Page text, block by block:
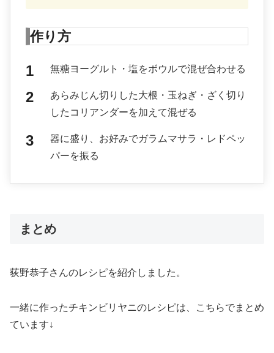
作り方
無糖ヨーグルト・塩をボウルで混ぜ合わせる
あらみじん切りした大根・玉ねぎ・ざく切り
したコリアンダーを加えて混ぜる
器に盛り、お好みでガラムマサラ・レドペッ
パーを振る
まとめ
荻野恭子さんのレシピを紹介しました。
一緒に作ったチキンビリヤニのレシピは、こちらでまとめ
ています↓